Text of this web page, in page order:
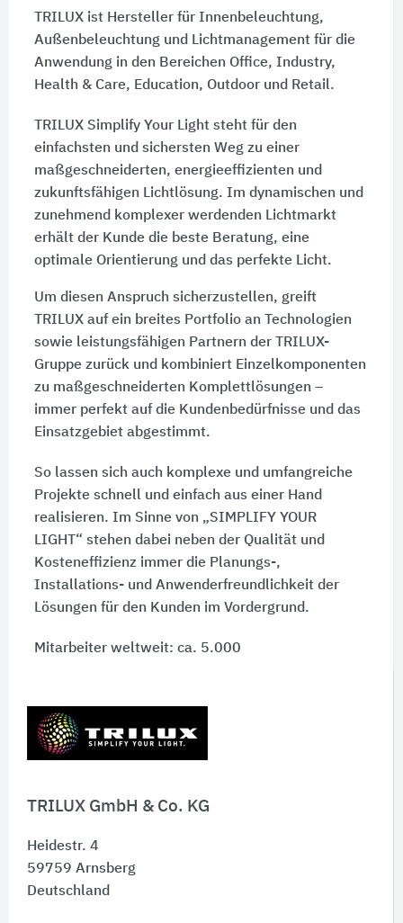
TRILUX GmbH & Co. KG
Heidestr. 4
59759 Arnsberg
Deutschland
TRILUX ist Hersteller für Innenbeleuchtung,
Außenbeleuchtung und Lichtmanagement für die
Anwendung in den Bereichen Office, Industry,
Health & Care, Education, Outdoor und Retail.
TRILUX Simplify Your Light steht für den
einfachsten und sichersten Weg zu einer
maßgeschneiderten, energieeffizienten und
zukunftsfähigen Lichtlösung. Im dynamischen und
zunehmend komplexer werdenden Lichtmarkt
erhält der Kunde die beste Beratung, eine
optimale Orientierung und das perfekte Licht.
Um diesen Anspruch sicherzustellen, greift
TRILUX auf ein breites Portfolio an Technologien
sowie leistungsfähigen Partnern der TRILUX-
Gruppe zurück und kombiniert Einzelkomponenten
zu maßgeschneiderten Komplettlösungen –
immer perfekt auf die Kundenbedürfnisse und das
Einsatzgebiet abgestimmt.
So lassen sich auch komplexe und umfangreiche
Projekte schnell und einfach aus einer Hand
realisieren. Im Sinne von „SIMPLIFY YOUR
LIGHT“ stehen dabei neben der Qualität und
Kosteneffizienz immer die Planungs-,
Installations- und Anwenderfreundlichkeit der
Lösungen für den Kunden im Vordergrund.
Mitarbeiter weltweit: ca. 5.000
Töchter und Beteiligungen: 30